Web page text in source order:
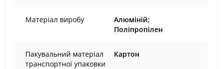
Матеріал виробу
Алюміній;
Поліпропілен
Пакувальний матеріал
транспортної упаковки
Картон